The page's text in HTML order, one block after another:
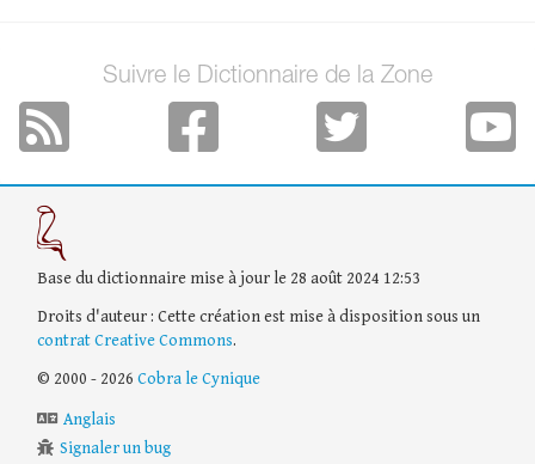
Suivre le Dictionnaire de la Zone
Base du dictionnaire mise à jour le 28 août 2024 12:53
Droits d'auteur : Cette création est mise à disposition sous un
contrat Creative Commons.
© 2000 - 2026 Cobra le Cynique
Anglais
Signaler un bug